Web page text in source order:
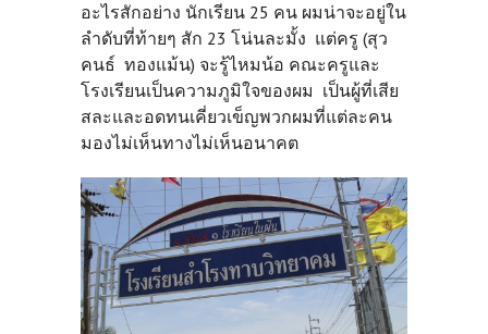
อะไรสักอย่าง นักเรียน 25 คน ผมน่าจะอยู่ใน
ลำดับที่ท้ายๆ สัก 23 โน่นละมั้ง แต่ครู (สุว
คนธ์ ทองแม้น) จะรู้ไหมน้อ คณะครูและ
โรงเรียนเป็นความภูมิใจของผม เป็นผู้ที่เสีย
สละและอดทนเคี่ยวเข็ญพวกผมที่แต่ละคน
มองไม่เห็นทางไม่เห็นอนาคต